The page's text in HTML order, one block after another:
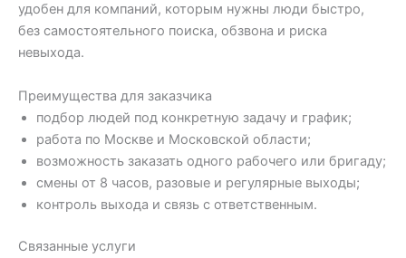
удобен для компаний, которым нужны люди быстро,
без самостоятельного поиска, обзвона и риска
невыхода.
Преимущества для заказчика
подбор людей под конкретную задачу и график;
работа по Москве и Московской области;
возможность заказать одного рабочего или бригаду;
смены от 8 часов, разовые и регулярные выходы;
контроль выхода и связь с ответственным.
Связанные услуги